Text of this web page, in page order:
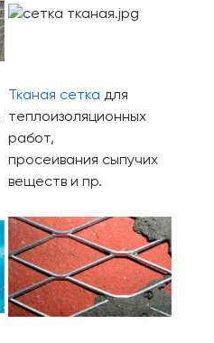
Тканая сетка для
теплоизоляционных
работ,
просеивания сыпучих
веществ и пр.